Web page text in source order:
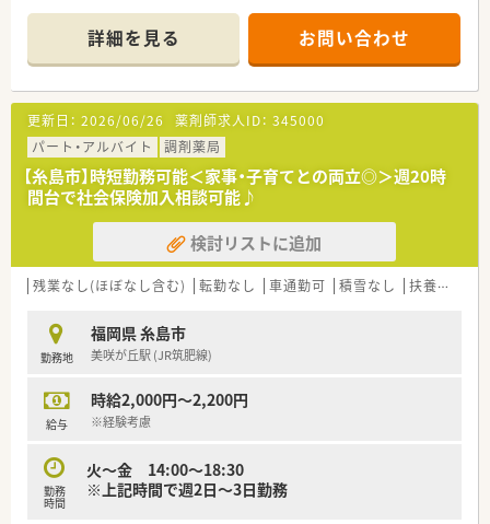
■主な応需科目は小児科となっており、枚数などの詳細は不明で
すが、薬剤師は常勤1名とパート1名、事務2名の体制で運営して
います。
■地域に根ざした小児科メインの薬局として、子供たちの健康を
支える役割を担っており、地域の方々から厚い信頼を寄せられて
いる店舗です。
【募集背景と求める人物像について】
■現在は即戦力として活躍できる方はもちろんですが、未経験の
方やブランクがある方からの相談も受け付けており、幅広く募集
しています。
■年齢や性別は一切不問となっており、周囲のスタッフと協力し
ながら円滑に業務を進めることができる、協調性のある方を求め
ています。
方を歓迎しており、まずは条件面の相談から始めていただける状
況です。
■糸島市と那珂川市を中心に合計3店舗の調剤薬局を展開してい
る個人法人であり、地域密着型のきめ細やかなサービスを提供し
■有給休暇の消化率が100％に達している点が大きな特徴で、社
員が心身ともにリフレッシュできる労務環境の整備に注力して
います。
詳細を見る お問い合わせ
更新日： 2026/06/26 薬剤師求人ID： 345000
パート・アルバイト
調剤薬局
【糸島市】時短勤務可能＜家事・子育てとの両立◎＞週20時
間台で社会保険加入相談可能♪
検討リストに追加
残業なし(ほぼなし含む) 転勤なし 車通勤可 積雪なし 扶養内勤務OK
勤務地
福岡県 糸島市
美咲が丘駅 (JR筑肥線)
給与
時給2,000円～2,200円
※経験考慮
勤務
時間
火～金 14:00～18:30
※上記時間で週2日～3日勤務